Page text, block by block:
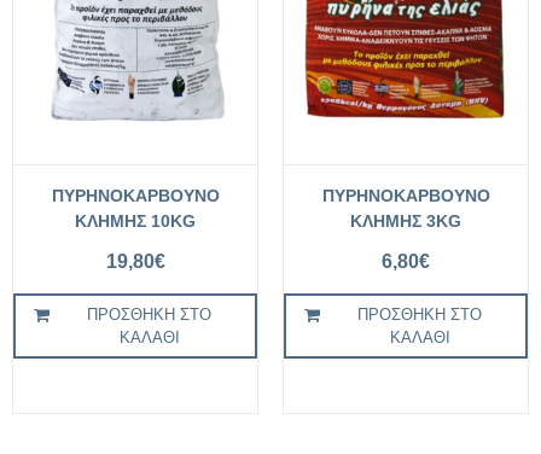
ΠΥΡΗΝΟΚΑΡΒΟΥΝΟ
ΚΛΗΜΗΣ 10KG
19,80€
ΠΡΟΣΘΉΚΗ ΣΤΟ
ΚΑΛΆΘΙ
ΠΥΡΗΝΟΚΑΡΒΟΥΝΟ
ΚΛΗΜΗΣ 3KG
6,80€
ΠΡΟΣΘΉΚΗ ΣΤΟ
ΚΑΛΆΘΙ